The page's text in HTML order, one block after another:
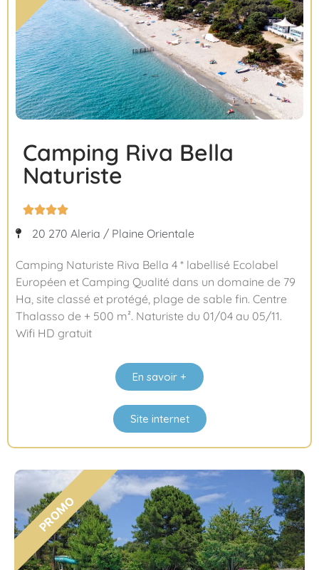
Camping Riva Bella
Naturiste

20 270 Aleria / Plaine Orientale
Camping Naturiste Riva Bella 4 * labellisé Ecolabel
Européen et Camping Qualité dans un domaine de 79
Ha, site classé et protégé, plage de sable fin. Centre
Thalasso de + 500 m². Naturiste du 01/04 au 05/11.
Wifi HD gratuit
En savoir +
Site internet